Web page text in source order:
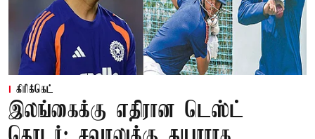
கிரிக்கெட்
இலங்கைக்கு எதிரான டெஸ்ட்